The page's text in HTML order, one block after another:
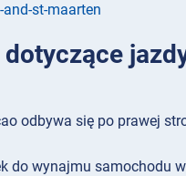
st-maarten
odbywa się po prawej
do wynajmu samochodu